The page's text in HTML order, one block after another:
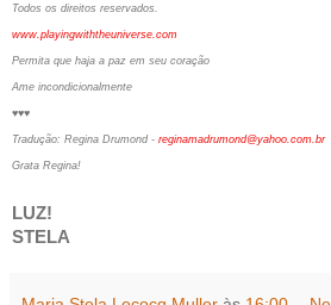
Todos os direitos reservados.
www.playingwiththeuniverse.com
Permita que haja a paz em seu coração
Ame incondicionalmente
♥♥♥
Tradução: Regina Drumond - reginamadrumond@yahoo.com.br
Grata Regina!
LUZ!
STELA